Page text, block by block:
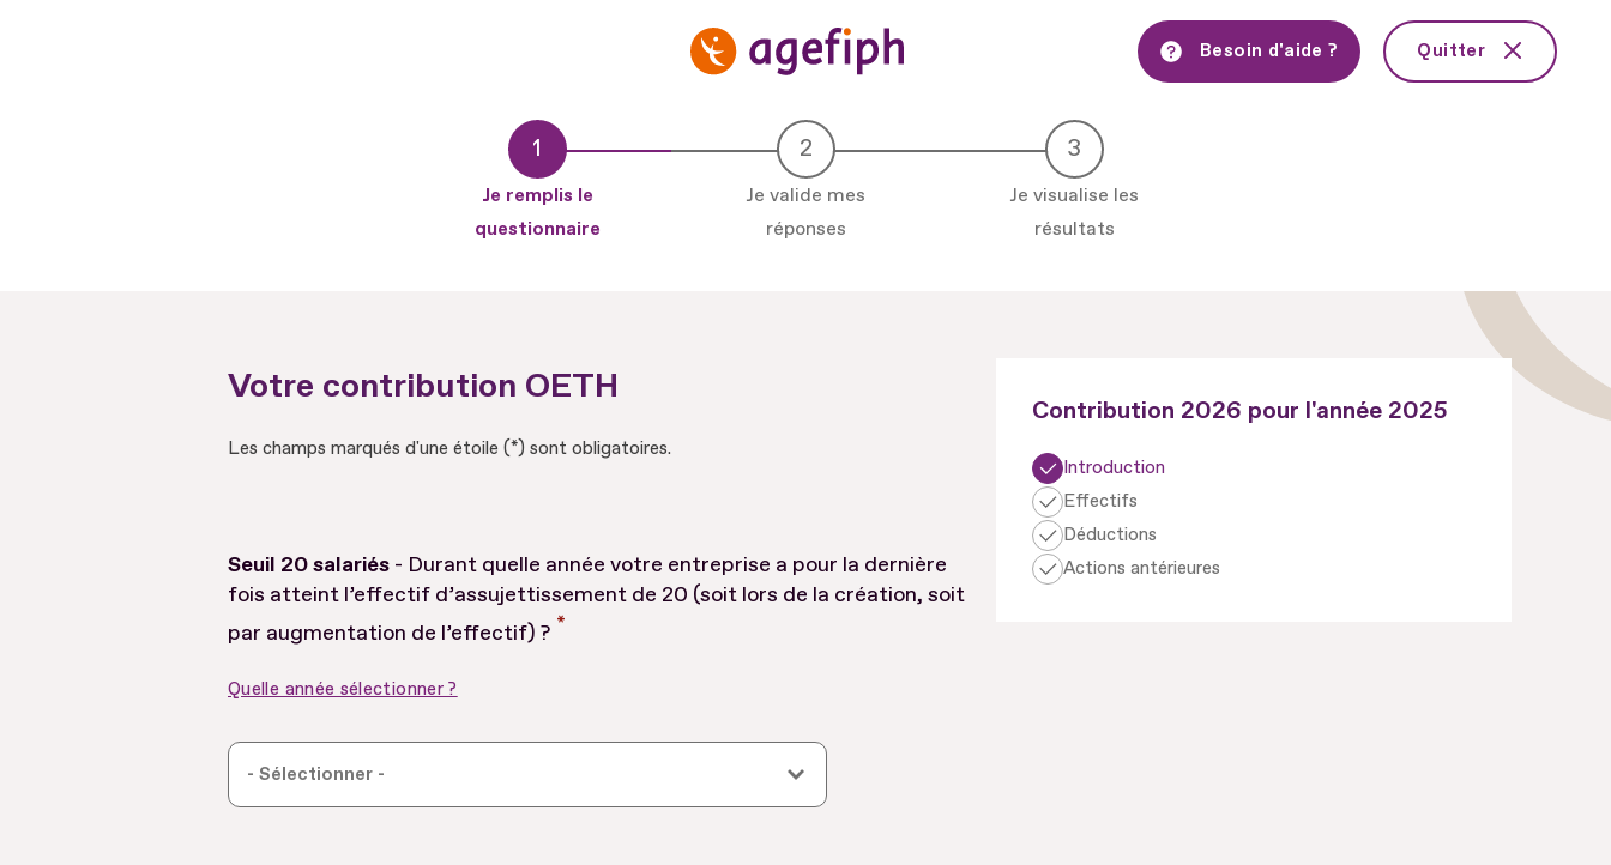
Besoin d'aide ? Quitter
Je remplis le
questionnaire
Étape en cours
Je valide mes
réponses
Je visualise les
résultats
Votre contribution OETH
Les champs marqués d'une étoile (*) sont obligatoires.
Contribution 2026 pour l'année 2025
Introduction
Effectifs
Déductions
Actions antérieures
Seuil 20 salariés - Durant quelle année votre entreprise a pour la dernière
fois atteint l’effectif d’assujettissement de 20 (soit lors de la création, soit
par augmentation de l’effectif) ? *
Quelle année sélectionner ?